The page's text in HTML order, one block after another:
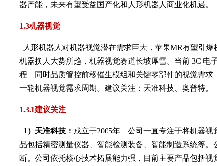
器产能，未来有望受益国产化和人形机器人商业化机遇。
1.3机器视觉
人形机器人对机器视觉潜在需求巨大，苹果MR有望引爆
机器换人大势所趋，机器视觉赛道长坡厚雪。当前 3C 电
程，同时品质管控前移催生模组和关键零部件的视觉需
一轮机器视觉需求周期。建议关注：天准科技、奥普特。
1.3.1建议关注
1）天准科技： 成立于2005年，公司一直专注于将机器
品包括精密测量仪器、智能检测装备、智能制造系统等
断。公司依托核心技术拓展能力强，目前主要产品包括